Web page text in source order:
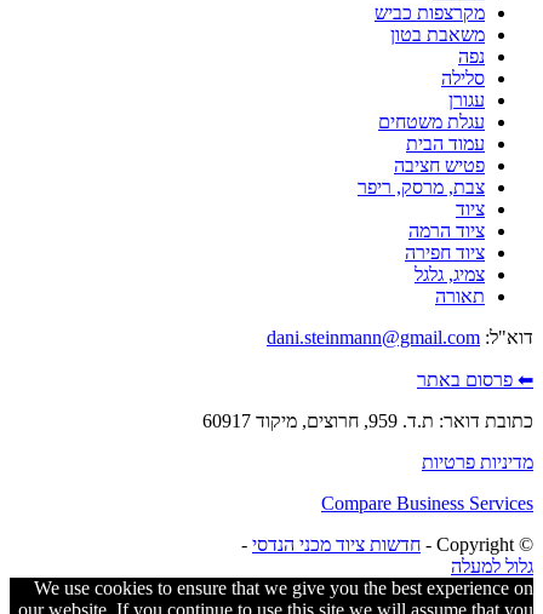
מקרצפות כביש
משאבת בטון
נפה
סלילה
עגורן
עגלת משטחים
עמוד הבית
פטיש חציבה
צבת, מרסק, ריפר
ציוד
ציוד הרמה
ציוד חפירה
צמיג, גלגל
תאורה
דוא"ל: dani.steinmann@gmail.com
⬅ פרסום באתר
כתובת דואר: ת.ד. 959, חרוצים, מיקוד 60917
מדיניות פרטיות
Compare Business Services
© ‫Copyright -
חדשות ציוד מכני הנדסי -
גלול למעלה
We use cookies to ensure that we give you the best experience on
our website. If you continue to use this site we will assume that you